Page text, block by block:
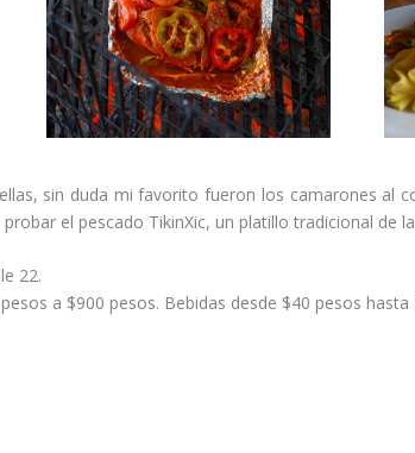
sin duda mi favorito fueron los camarones al
el pescado TikinXic, un platillo tradicional de
22.
a $900 pesos. Bebidas desde $40 pesos hasta